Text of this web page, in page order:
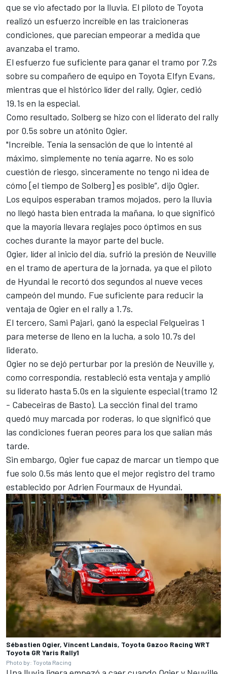
que se vio afectado por la lluvia. El piloto de Toyota
realizó un esfuerzo increíble en las traicioneras
condiciones, que parecían empeorar a medida que
avanzaba el tramo.
El esfuerzo fue suficiente para ganar el tramo por 7.2s
sobre su compañero de equipo en Toyota Elfyn Evans,
mientras que el histórico líder del rally, Ogier, cedió
19.1s en la especial.
Como resultado, Solberg se hizo con el liderato del rally
por 0.5s sobre un atónito Ogier.
"Increíble. Tenía la sensación de que lo intenté al
máximo, simplemente no tenía agarre. No es solo
cuestión de riesgo, sinceramente no tengo ni idea de
cómo [el tiempo de Solberg] es posible”, dijo Ogier.
Los equipos esperaban tramos mojados, pero la lluvia
no llegó hasta bien entrada la mañana, lo que significó
que la mayoría llevara reglajes poco óptimos en sus
coches durante la mayor parte del bucle.
Ogier, líder al inicio del día, sufrió la presión de Neuville
en el tramo de apertura de la jornada, ya que el piloto
de Hyundai le recortó dos segundos al nueve veces
campeón del mundo. Fue suficiente para reducir la
ventaja de Ogier en el rally a 1.7s.
El tercero, Sami Pajari, ganó la especial Felgueiras 1
para meterse de lleno en la lucha, a solo 10.7s del
liderato.
Ogier no se dejó perturbar por la presión de Neuville y,
como correspondía, restableció esta ventaja y amplió
su liderato hasta 5.0s en la siguiente especial (tramo 12
- Cabeceiras de Basto). La sección final del tramo
quedó muy marcada por roderas, lo que significó que
las condiciones fueran peores para los que salían más
tarde.
Sin embargo, Ogier fue capaz de marcar un tiempo que
fue solo 0.5s más lento que el mejor registro del tramo
establecido por Adrien Fourmaux de Hyundai.
Sébastien Ogier, Vincent Landais, Toyota Gazoo Racing WRT
Toyota GR Yaris Rally1
Photo by: Toyota Racing